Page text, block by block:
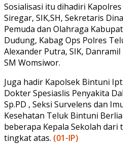
Sosialisasi itu dihadiri
Siregar, SIK,SH, Sekretaris
Pemuda dan Olahraga
Dudung, Kabag Ops Polres
Alexander Putra, SIK,
SM Womsiwor.
Juga hadir Kapolsek Bintuni
Dokter Spesiaslis Penyakita
Sp.PD , Seksi Survelens dan
Kesehatan Teluk Bintuni
beberapa Kepala Sekolah
tingkat atas. (01-IP)